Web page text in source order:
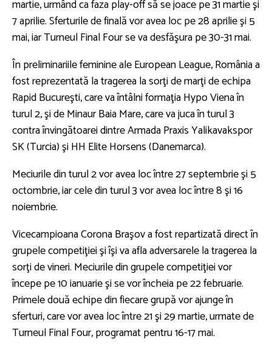
martie, urmând ca faza play-off să se joace pe 31 martie şi
7 aprilie. Sferturile de finală vor avea loc pe 28 aprilie şi 5
mai, iar Turneul Final Four se va desfăşura pe 30-31 mai.
În preliminariile feminine ale European League, România a
fost reprezentată la tragerea la sorţi de marţi de echipa
Rapid Bucureşti, care va întâlni formaţia Hypo Viena în
turul 2, şi de Minaur Baia Mare, care va juca în turul 3
contra învingătoarei dintre Armada Praxis Yalikavakspor
SK (Turcia) şi HH Elite Horsens (Danemarca).
Meciurile din turul 2 vor avea loc între 27 septembrie şi 5
octombrie, iar cele din turul 3 vor avea loc între 8 şi 16
noiembrie.
Vicecampioana Corona Braşov a fost repartizată direct în
grupele competiţiei şi îşi va afla adversarele la tragerea la
sorţi de vineri. Meciurile din grupele competiţiei vor
începe pe 10 ianuarie şi se vor încheia pe 22 februarie.
Primele două echipe din fiecare grupă vor ajunge în
sferturi, care vor avea loc între 21 şi 29 martie, urmate de
Turneul Final Four, programat pentru 16-17 mai.